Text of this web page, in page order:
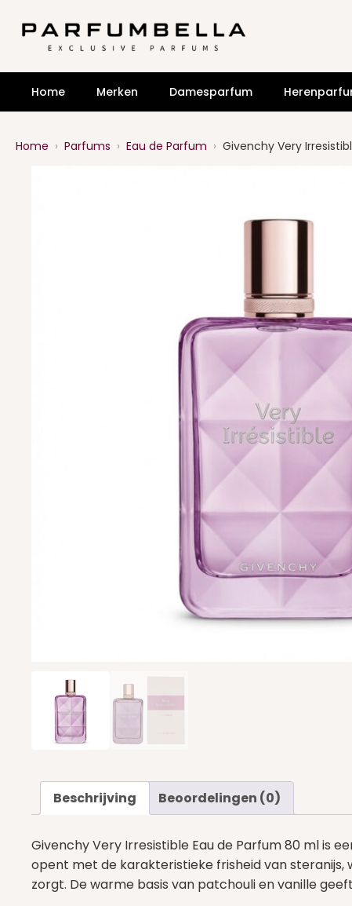
Home Merken Damesparfum
Home › Parfums › Eau de Parfum › Givenchy Very
Beschrijving Beoordelingen (0)
Givenchy Very Irresistible Eau de Parfum 80 ml is
opent met de karakteristieke frisheid van steranijs,
zorgt. De warme basis van patchouli en vanille